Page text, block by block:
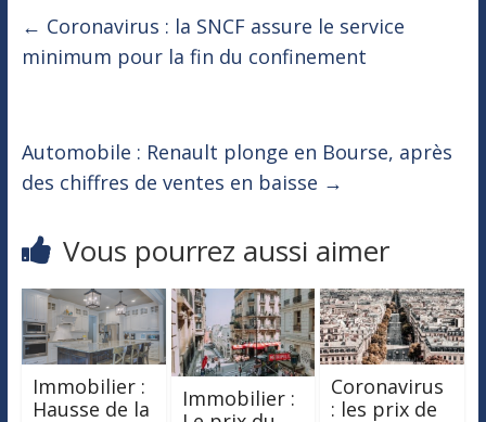
← Coronavirus : la SNCF assure le service
minimum pour la fin du confinement
Automobile : Renault plonge en Bourse, après
des chiffres de ventes en baisse →
Vous pourrez aussi aimer
Immobilier :
Hausse de la
Immobilier :
Coronavirus
: les prix de